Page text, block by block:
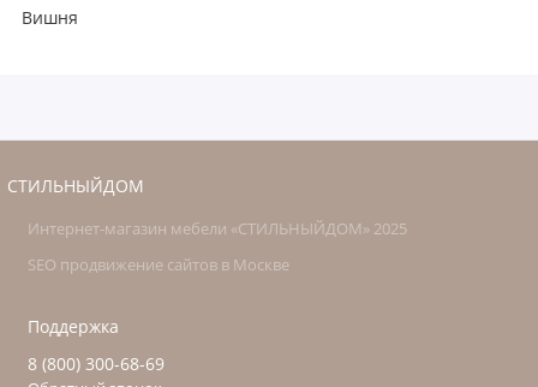
Вишня
СТИЛЬНЫЙДОМ
Интернет-магазин мебели «СТИЛЬНЫЙДОМ» 2025
SEO продвижение сайтов в Москве
Поддержка
8 (800) 300-68-69